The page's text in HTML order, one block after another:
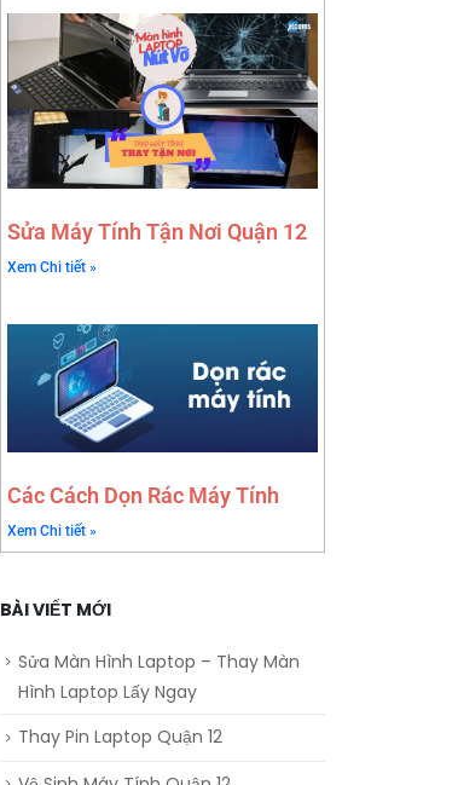
Sửa Máy Tính Tận Nơi Quận 12
Xem Chi tiết »
Các Cách Dọn Rác Máy Tính
Xem Chi tiết »
BÀI VIẾT MỚI
Sửa Màn Hình Laptop – Thay Màn
Hình Laptop Lấy Ngay
Thay Pin Laptop Quận 12